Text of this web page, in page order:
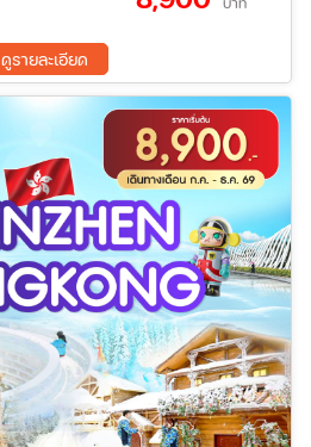
16 ส.ค. 69 - 19 ส.ค. 69
19 ส.ค. 69 - 22 ส.ค. 69
23 ส.ค. 69 - 26 ส.ค. 69
26 ส.ค. 69 - 29 ส.ค. 69
30 ส.ค. 69 - 02 ก.ย. 69
02 ก.ย. 69 - 05 ก.ย. 69
08 ก.ย. 69 - 11 ก.ย. 69
11 ก.ย. 69 - 14 ก.ย. 69
15 ก.ย. 69 - 18 ก.ย. 69
18 ก.ย. 69 - 21 ก.ย. 69
22 ก.ย. 69 - 25 ก.ย. 69
25 ก.ย. 69 - 28 ก.ย. 69
29 ก.ย. 69 - 02 ต.ค. 69
02 ต.ค. 69 - 05 ต.ค. 69
06 ต.ค. 69 - 09 ต.ค. 69
09 ต.ค. 69 - 12 ต.ค. 69
13 ต.ค. 69 - 16 ต.ค. 69
16 ต.ค. 69 - 19 ต.ค. 69
ดูรายละเอียด